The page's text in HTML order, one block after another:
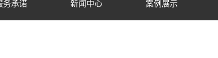
务承诺 新闻中心 案例展示